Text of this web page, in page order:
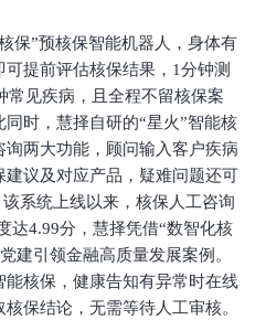
保”预核保智能机器人，身体有
提前评估核保结果，1分钟测
常见疾病，且全程不留核保案
时，慧择自研的“星火”智能核
两大功能，顾问输入客户疾病
议及对应产品，疑难问题还可
系统上线以来，核保人工咨询
达4.99分，慧择凭借“数智化核
建引领金融高质量发展案例。
核保，健康告知有异常时在线
保结论，无需等待人工审核。